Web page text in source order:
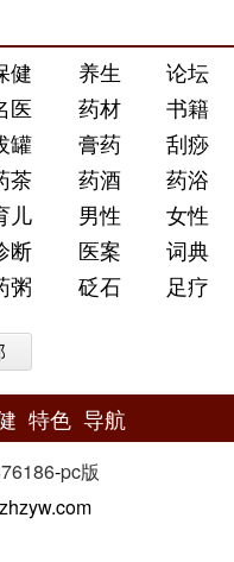
健 养生
论坛
医 药材
书籍
罐 膏药
刮痧
茶 药酒
药浴
儿 男性
女性
断 医案
词典
粥 砭石 足疗
特色 导航
-pc版